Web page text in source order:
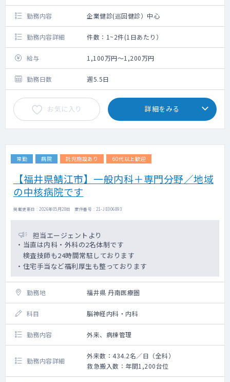
勤務内容 企業健診(巡回健診）中心
勤務内容詳細 件数：1~2件(1日あたり）
給与 1,100万円～1,200万円
勤務日数 週5.5日
お気に入り 詳細をみる
常勤 病院 託児施設あり 60代以上歓迎
【福井県鯖江市】一般内科＋専門分野／地域
の中核病院です
掲載更新日 : 2026年05月28日 案件番号 : 21-JE006893
担当エージェントより
・当直は内科・外科の2名体制です
検査技師も24時間常駐しております
・住宅手当など福利厚生も整っております
勤務地 福井県 丹南医療圏
科目 脳神経内科・内科
勤務内容 外来、病棟管理
勤務内容詳細
外来数：434.2名／日（全科）
救急搬入数：年間1,200台位